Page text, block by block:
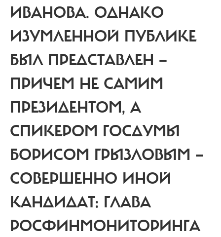
ИВАНОВА. ОДНАКО
ИЗУМЛЕННОЙ ПУБЛИКЕ
БЫЛ ПРЕДСТАВЛЕН —
ПРИЧЕМ НЕ САМИМ
ПРЕЗИДЕНТОМ, А
СПИКЕРОМ ГОСДУМЫ
БОРИСОМ ГРЫЗЛОВЫМ —
СОВЕРШЕННО ИНОЙ
КАНДИДАТ: ГЛАВА
РОСФИНМОНИТОРИНГА